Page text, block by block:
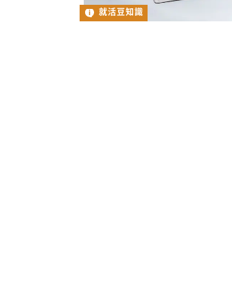
就活豆知識